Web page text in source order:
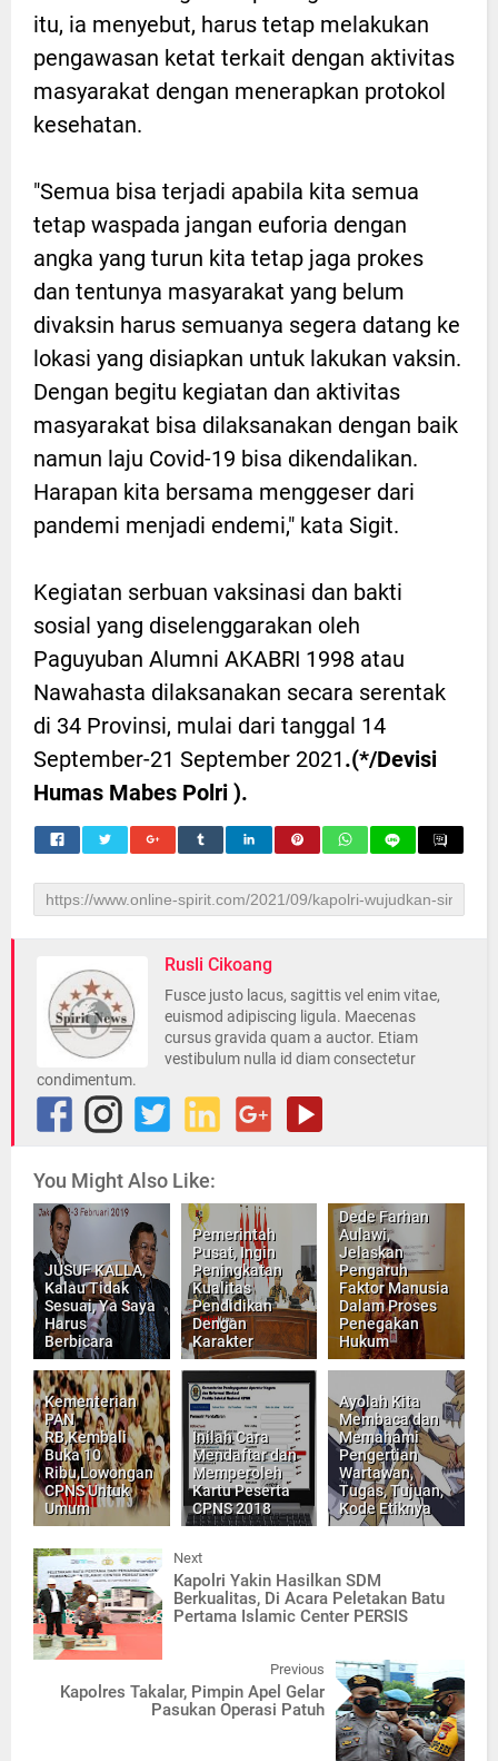
itu, ia menyebut, harus tetap melakukan
pengawasan ketat terkait dengan aktivitas
masyarakat dengan menerapkan protokol
kesehatan.
"Semua bisa terjadi apabila kita semua
tetap waspada jangan euforia dengan
angka yang turun kita tetap jaga prokes
dan tentunya masyarakat yang belum
divaksin harus semuanya segera datang ke
lokasi yang disiapkan untuk lakukan vaksin.
Dengan begitu kegiatan dan aktivitas
masyarakat bisa dilaksanakan dengan baik
namun laju Covid-19 bisa dikendalikan.
Harapan kita bersama menggeser dari
pandemi menjadi endemi," kata Sigit.
Kegiatan serbuan vaksinasi dan bakti
sosial yang diselenggarakan oleh
Paguyuban Alumni AKABRI 1998 atau
Nawahasta dilaksanakan secara serentak
di 34 Provinsi, mulai dari tanggal 14
September-21 September 2021.(*/Devisi
Humas Mabes Polri ).
Rusli Cikoang
Fusce justo lacus, sagittis vel enim vitae,
euismod adipiscing ligula. Maecenas
cursus gravida quam a auctor. Etiam
vestibulum nulla id diam consectetur
condimentum.
You Might Also Like:
JUSUF KALLA,
Kalau Tidak
Sesuai, Ya Saya
Harus
Berbicara
Pemerintah
Pusat, Ingin
Peningkatan
Kualitas
Pendidikan
Dengan
Karakter
Dede Farhan
Aulawi,
Jelaskan
Pengaruh
Faktor Manusia
Dalam Proses
Penegakan
Hukum
Kementerian
PAN
RB,Kembali
Buka 10
Ribu,Lowongan
CPNS Untuk
Umum
Inilah Cara
Mendaftar dan
Memperoleh
Kartu Peserta
CPNS 2018
Ayolah Kita
Membaca dan
Memahami
Pengertian
Wartawan,
Tugas, Tujuan,
Kode Etiknya
Next
Kapolri Yakin Hasilkan SDM
Berkualitas, Di Acara Peletakan Batu
Pertama Islamic Center PERSIS
Previous
Kapolres Takalar, Pimpin Apel Gelar
Pasukan Operasi Patuh